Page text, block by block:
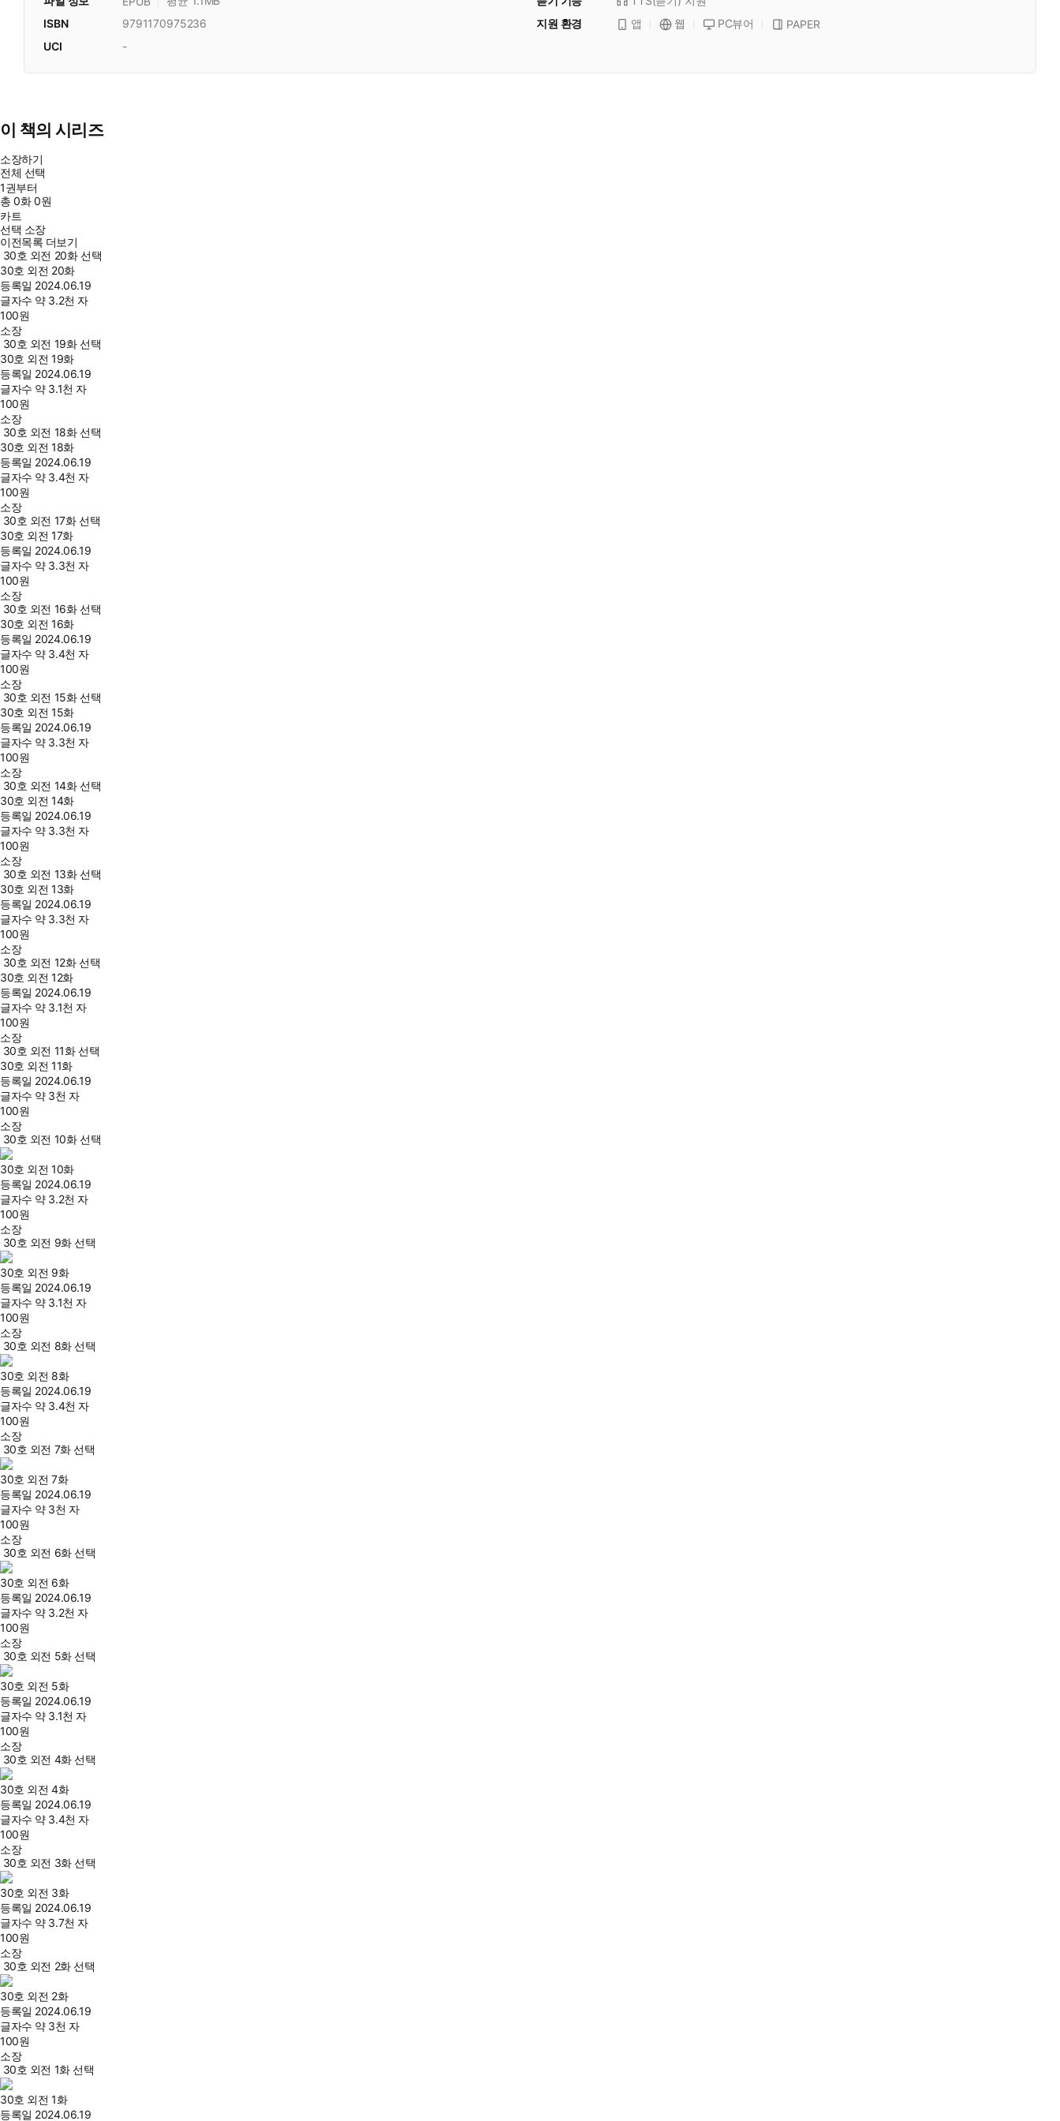
지원 환경
앱 웹 PC뷰어 PAPER
ISBN
9791170975236
UCI
-
이 책의 시리즈
소장하기
전체 선택
1권부터
총0화0원
카트
선택 소장
이전목록 더보기
30호 외전 20화 선택
30호 외전 20화
등록일 2024.06.19
글자수 약 3.2천 자
100원
소장
30호 외전 19화 선택
30호 외전 19화
등록일 2024.06.19
글자수 약 3.1천 자
100원
소장
30호 외전 18화 선택
30호 외전 18화
등록일 2024.06.19
글자수 약 3.4천 자
100원
소장
30호 외전 17화 선택
30호 외전 17화
등록일 2024.06.19
글자수 약 3.3천 자
100원
소장
30호 외전 16화 선택
30호 외전 16화
등록일 2024.06.19
글자수 약 3.4천 자
100원
소장
30호 외전 15화 선택
30호 외전 15화
등록일 2024.06.19
글자수 약 3.3천 자
100원
소장
30호 외전 14화 선택
30호 외전 14화
등록일 2024.06.19
글자수 약 3.3천 자
100원
소장
30호 외전 13화 선택
30호 외전 13화
등록일 2024.06.19
글자수 약 3.3천 자
100원
소장
30호 외전 12화 선택
30호 외전 12화
등록일 2024.06.19
글자수 약 3.1천 자
100원
소장
30호 외전 11화 선택
30호 외전 11화
등록일 2024.06.19
글자수 약 3천 자
100원
소장
30호 외전 10화 선택
30호 외전 10화
등록일 2024.06.19
글자수 약 3.2천 자
100원
소장
30호 외전 9화 선택
30호 외전 9화
등록일 2024.06.19
글자수 약 3.1천 자
100원
소장
30호 외전 8화 선택
30호 외전 8화
등록일 2024.06.19
글자수 약 3.4천 자
100원
소장
30호 외전 7화 선택
30호 외전 7화
등록일 2024.06.19
글자수 약 3천 자
100원
소장
30호 외전 6화 선택
30호 외전 6화
등록일 2024.06.19
글자수 약 3.2천 자
100원
소장
30호 외전 5화 선택
30호 외전 5화
등록일 2024.06.19
글자수 약 3.1천 자
100원
소장
30호 외전 4화 선택
30호 외전 4화
등록일 2024.06.19
글자수 약 3.4천 자
100원
소장
30호 외전 3화 선택
30호 외전 3화
등록일 2024.06.19
글자수 약 3.7천 자
100원
소장
30호 외전 2화 선택
30호 외전 2화
등록일 2024.06.19
글자수 약 3천 자
100원
소장
30호 외전 1화 선택
30호 외전 1화
등록일 2024.06.19